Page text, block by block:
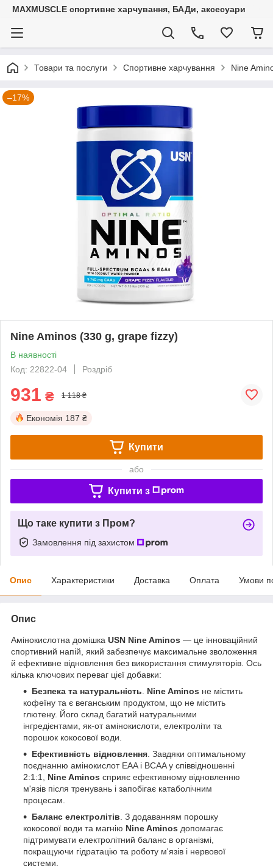
MAXMUSCLE спортивне харчування, БАДи, аксесуари
Товари та послуги Спортивне харчування Nine
–17%
Nine Aminos (330 g, grape fizzy)
В наявності
Код: 22822-04
Роздріб
931 ₴ 1 118 ₴
Економія 187 ₴
Купити
або
Купити з
Що таке купити з Пром?
Замовлення під захистом
Опис Характеристики Доставка Оплата Умови
Опис
Амінокислотна домішка USN Nine Aminos — це інноваційний
спортивний напій, який забезпечує максимальне зволоження
й ефективне відновлення без використання стимуляторів. Ось
кілька ключових переваг цієї добавки:
Безпека та натуральність
Nine Aminos не містить
кофеїну та є веганським продуктом, що не містить
глютену. Його склад багатий натуральними
інгредієнтами, як-от амінокислоти, електроліти та
порошок кокосової води.
Ефективність відновлення . Завдяки оптимальному
поєднанню амінокислот EAA і BCAA у співвідношенні
2:1:1, Nine Aminos сприяє ефективному відновленню
м'язів після тренувань і запобігає катаболічним
процесам.
Баланс електролітів . З додаванням порошку
кокосової води та магнію Nine Aminos допомагає
підтримувати електролітний баланс в організмі,
покращуючи гідратацію та роботу м'язів і нервової
системи.